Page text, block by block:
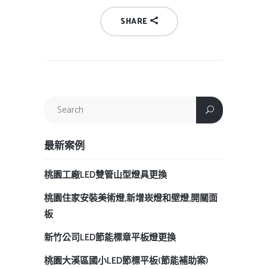
SHARE
最新案例
桃園工廠LED雙管山型燈具更換
桃園住家安裝美術燈,新增崁燈和壁燈,開關面
板
新竹公司LED節能標章平板燈更換
桃園大溪區國小LED節標平板(節能補助案)